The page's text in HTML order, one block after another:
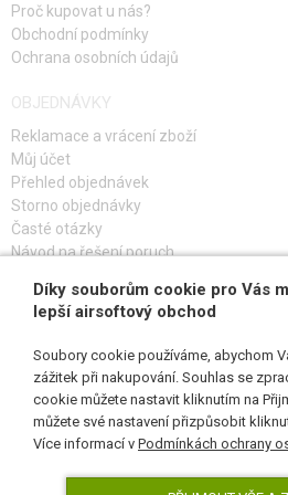
lahev, riziko netěsnosti zásobníků a
zbraně.
Zásobník na CO2 bombičky:
provoz (1 bombička na max 50
bombičky v zásobníku. Zásobníky
Poznámka: uvedené výkony jsou
prostředí. Obvykle první výstřel je
Proč kupovat u nás?
Obchodní podmínky
Ochrana osobních údajů
OBJEDNÁVKY
Reklamace a vrácení zboží
Můj účet
Přehled objednávek
Storno objednávky
Časté otázky
Návod na řešení poruch
PŘIHLAŠ SE K ODBĚRU
SLEDUJ NÁS
Díky souborům cookie pro Vás
lepší airsoftový obchod
Soubory cookie používáme, abychom
zážitek při nakupování. Souhlas se
cookie můžete nastavit kliknutím na
můžete své nastavení přizpůsobit
Více informací v Podmínkách ochrany